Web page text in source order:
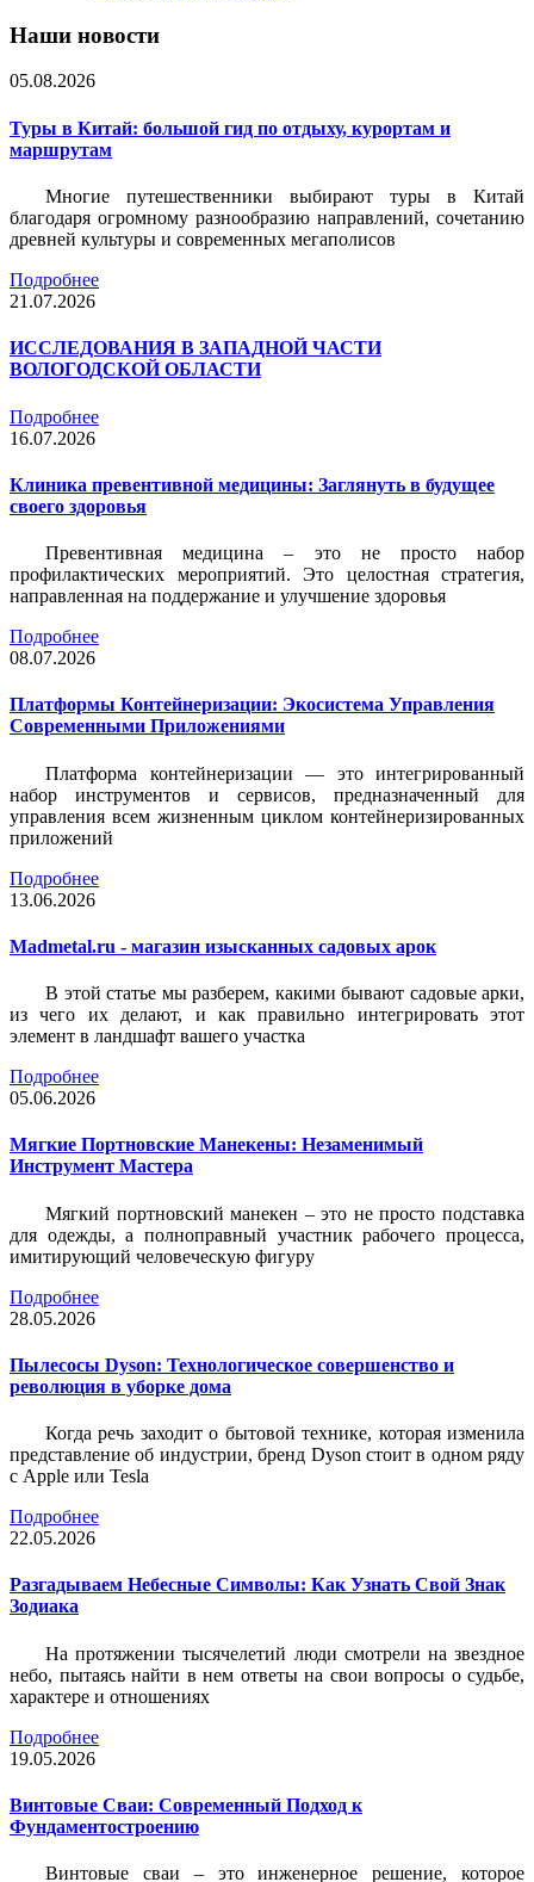
Наши новости
05.08.2026
Туры в Китай: большой гид по отдыху, курортам и
маршрутам
Многие путешественники выбирают туры в Китай
благодаря огромному разнообразию направлений, сочетанию
древней культуры и современных мегаполисов
Подробнее
21.07.2026
ИССЛЕДОВАНИЯ В ЗАПАДНОЙ ЧАСТИ
ВОЛОГОДСКОЙ ОБЛАСТИ
Подробнее
16.07.2026
Клиника превентивной медицины: Заглянуть в будущее
своего здоровья
Превентивная медицина – это не просто набор
профилактических мероприятий. Это целостная стратегия,
направленная на поддержание и улучшение здоровья
Подробнее
08.07.2026
Платформы Контейнеризации: Экосистема Управления
Современными Приложениями
Платформа контейнеризации — это интегрированный
набор инструментов и сервисов, предназначенный для
управления всем жизненным циклом контейнеризированных
приложений
Подробнее
13.06.2026
Madmetal.ru - магазин изысканных садовых арок
В этой статье мы разберем, какими бывают садовые арки,
из чего их делают, и как правильно интегрировать этот
элемент в ландшафт вашего участка
Подробнее
05.06.2026
Мягкие Портновские Манекены: Незаменимый
Инструмент Мастера
Мягкий портновский манекен – это не просто подставка
для одежды, а полноправный участник рабочего процесса,
имитирующий человеческую фигуру
Подробнее
28.05.2026
Пылесосы Dyson: Технологическое совершенство и
революция в уборке дома
Когда речь заходит о бытовой технике, которая изменила
представление об индустрии, бренд Dyson стоит в одном ряду
с Apple или Tesla
Подробнее
22.05.2026
Разгадываем Небесные Символы: Как Узнать Свой Знак
Зодиака
На протяжении тысячелетий люди смотрели на звездное
небо, пытаясь найти в нем ответы на свои вопросы о судьбе,
характере и отношениях
Подробнее
19.05.2026
Винтовые Сваи: Современный Подход к
Фундаментостроению
Винтовые сваи – это инженерное решение, которое